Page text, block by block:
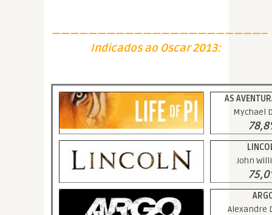
———————————————————————–
Indicados ao Oscar 2013:
AS
Mychael
John
Alexandre